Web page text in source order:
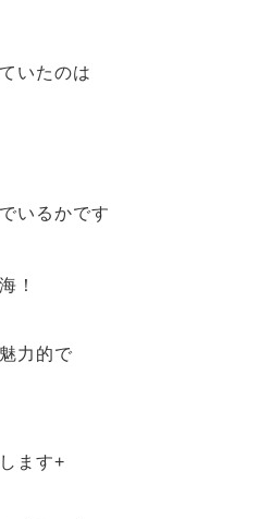
いたのは
いるかです
！
力的で
ます+